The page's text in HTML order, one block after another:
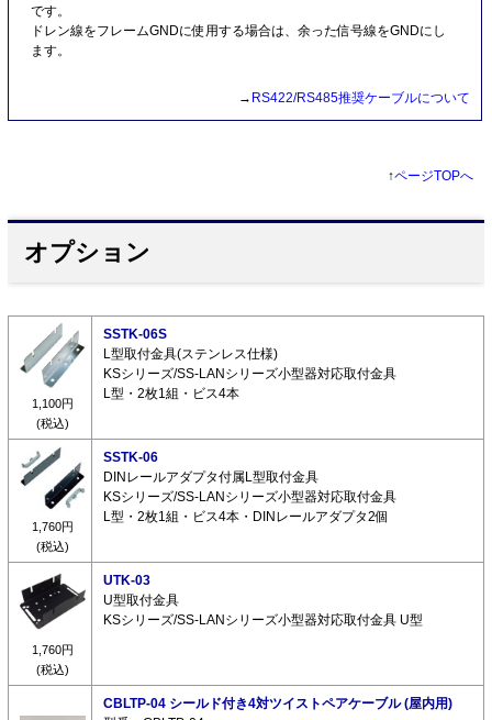
です。
ドレン線をフレームGNDに使用する場合は、余った信号線をGNDにし
ます。
→ RS422/RS485推奨ケーブルについて
↑ページTOPへ
オプション
1,100円
(税込)
SSTK-06S
L型取付金具(ステンレス仕様)
KSシリーズ/SS-LANシリーズ小型器対応取付金具
L型・2枚1組・ビス4本
1,760円
(税込)
SSTK-06
DINレールアダプタ付属L型取付金具
KSシリーズ/SS-LANシリーズ小型器対応取付金具
L型・2枚1組・ビス4本・DINレールアダプタ2個
1,760円
(税込)
UTK-03
U型取付金具
KSシリーズ/SS-LANシリーズ小型器対応取付金具 U型
CBLTP-04 シールド付き4対ツイストペアケーブル (屋内用)